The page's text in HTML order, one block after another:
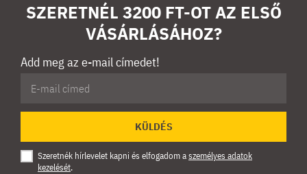
SZERETNÉL 3200 FT-OT AZ ELSŐ
VÁSÁRLÁSÁHOZ?
Add meg az e-mail címedet!
KÜLDÉS
Szeretnék hírlevelet kapni és elfogadom aszemélyes adatok
kezelését.